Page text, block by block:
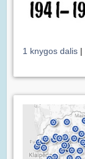
1 knygos dalis |